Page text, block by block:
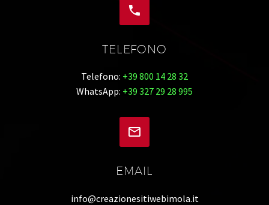


TELEFONO
Telefono: +39 800 14 28 32
WhatsApp: +39 327 29 28 995


EMAIL
info@creazionesitiwebimola.it